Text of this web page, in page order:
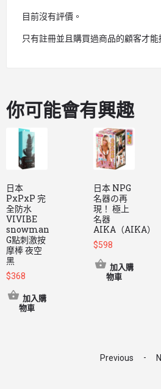
目前沒有評價。
只有註冊並且購買過商品的顧客才能
你可能會有興趣
日本
PxPxP 完
全防水
VIVIBE
snowman
G點刺激按
摩棒 夜空
黑
$368
加入購
物車
日本 NPG
名器の再
現！ 極上
名器
AIKA（AIKA）
$598
加入購
物車
Previous -